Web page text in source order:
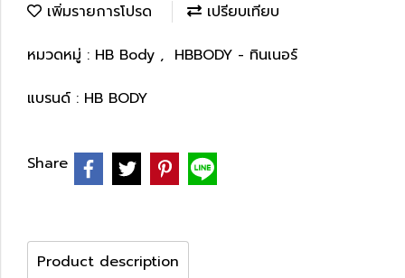
เพิ่มรายการโปรด
เปรียบเทียบ
หมวดหมู่ : HB Body , HBBODY - ทินเนอร์
แบรนด์ : HB BODY
Share
Product description